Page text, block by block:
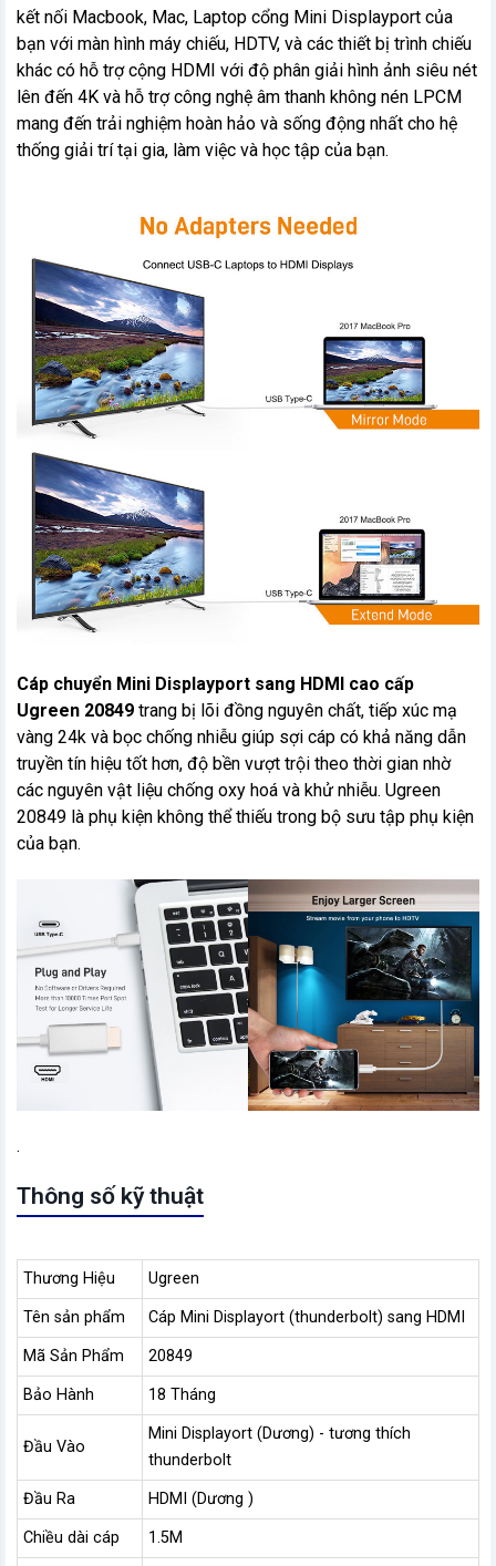
kết nối Macbook, Mac, Laptop cổng Mini Displayport của
bạn với màn hình máy chiếu, HDTV, và các thiết bị trình chiếu
khác có hỗ trợ cộng HDMI với độ phân giải hình ảnh siêu nét
lên đến 4K và hỗ trợ công nghệ âm thanh không nén LPCM
mang đến trải nghiệm hoàn hảo và sống động nhất cho hệ
thống giải trí tại gia, làm việc và học tập của bạn.
Cáp chuyển Mini Displayport sang HDMI cao cấp
Ugreen 20849 trang bị lõi đồng nguyên chất, tiếp xúc mạ
vàng 24k và bọc chống nhiễu giúp sợi cáp có khả năng dẫn
truyền tín hiệu tốt hơn, độ bền vượt trội theo thời gian nhờ
các nguyên vật liệu chống oxy hoá và khử nhiễu. Ugreen
20849 là phụ kiện không thể thiếu trong bộ sưu tập phụ kiện
của bạn.
.
Thông số kỹ thuật
Thương Hiệu Ugreen
Tên sản phẩm Cáp Mini Displayort (thunderbolt) sang HDMI
Mã Sản Phẩm 20849
Bảo Hành 18 Tháng
Đầu Vào
Mini Displayort (Dương) - tương thích
thunderbolt
Đầu Ra HDMI (Dương )
Chiều dài cáp 1.5M